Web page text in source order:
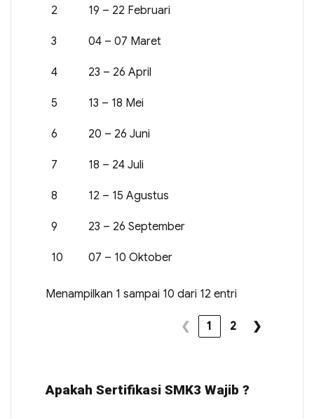
2 19 – 22 Februari
3 04 – 07 Maret
4 23 – 26 April
5 13 – 18 Mei
6 20 – 26 Juni
7 18 – 24 Juli
8 12 – 15 Agustus
9 23 – 26 September
10 07 – 10 Oktober
Menampilkan 1 sampai 10 dari 12 entri
❮ 1 2 ❯
Apakah Sertifikasi SMK3 Wajib ?